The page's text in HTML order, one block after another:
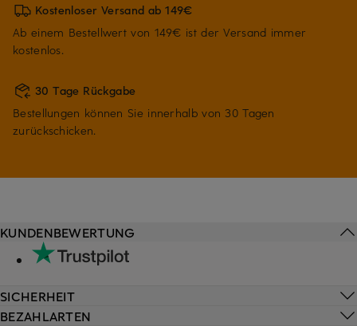
Kostenloser Versand ab 149€
Ab einem Bestellwert von 149€ ist der Versand immer
kostenlos.
30 Tage Rückgabe
Bestellungen können Sie innerhalb von 30 Tagen
zurückschicken.
KUNDENBEWERTUNG
SICHERHEIT
BEZAHLARTEN